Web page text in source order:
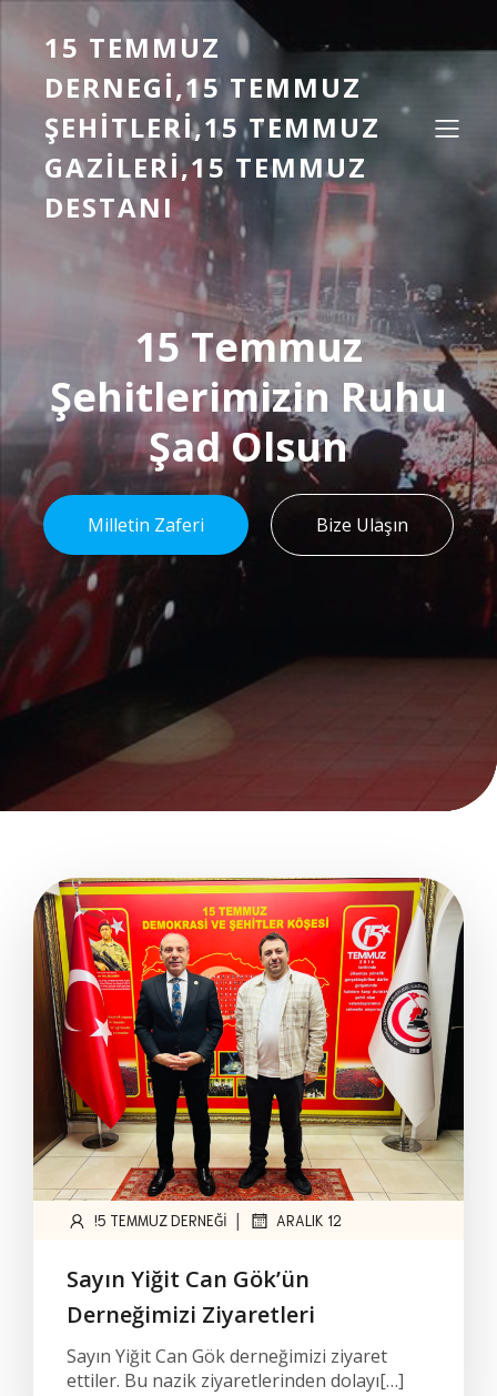
15 TEMMUZ
DERNEGI,15 TEMMUZ
ŞEHITLERI,15 TEMMUZ
GAZILERI,15 TEMMUZ
DESTANI
15 Temmuz
Şehitlerimizin Ruhu
Şad Olsun
Milletin Zaferi Bize Ulaşın
!5 TEMMUZ DERNEĞI | ARALIK 12
Sayın Yiğit Can Gök’ün
Derneğimizi Ziyaretleri
Sayın Yiğit Can Gök derneğimizi ziyaret
ettiler. Bu nazik ziyaretlerinden dolayı[…]